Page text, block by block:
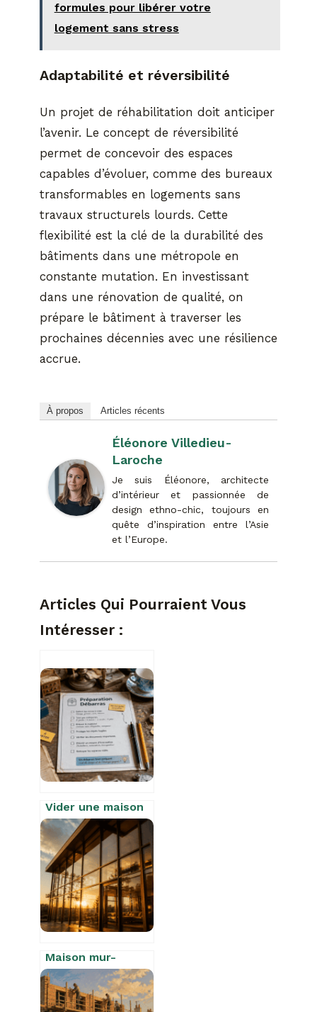
formules pour libérer votre
logement sans stress
Adaptabilité et réversibilité
Un projet de réhabilitation doit anticiper
l’avenir. Le concept de réversibilité
permet de concevoir des espaces
capables d’évoluer, comme des bureaux
transformables en logements sans
travaux structurels lourds. Cette
flexibilité est la clé de la durabilité des
bâtiments dans une métropole en
constante mutation. En investissant
dans une rénovation de qualité, on
prépare le bâtiment à traverser les
prochaines décennies avec une résilience
accrue.
À propos Articles récents
Éléonore Villedieu-
Laroche
Je suis Éléonore, architecte
d’intérieur et passionnée de
design ethno-chic, toujours en
quête d’inspiration entre l’Asie
et l’Europe.
Articles Qui Pourraient Vous
Intéresser :
Vider une maison
gratuitement : 3
leviers pour
transformer vos
meubles en
économies réelles
Maison mur-
rideau : allier
transparence
totale et